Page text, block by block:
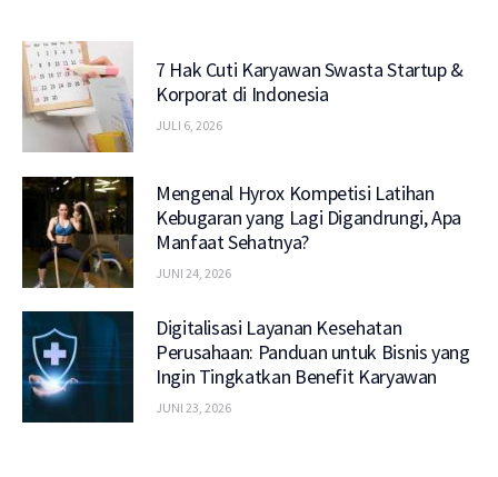
7 Hak Cuti Karyawan Swasta Startup &
Korporat di Indonesia
JULI 6, 2026
Mengenal Hyrox Kompetisi Latihan
Kebugaran yang Lagi Digandrungi, Apa
Manfaat Sehatnya?
JUNI 24, 2026
Digitalisasi Layanan Kesehatan
Perusahaan: Panduan untuk Bisnis yang
Ingin Tingkatkan Benefit Karyawan
JUNI 23, 2026